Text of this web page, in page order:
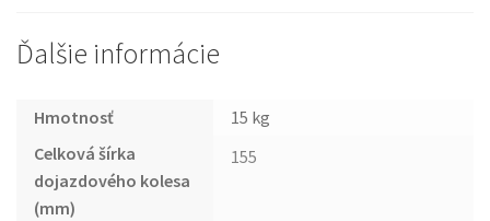
Ďalšie informácie
Hmotnosť
15 kg
Celková šírka
dojazdového kolesa
(mm)
155